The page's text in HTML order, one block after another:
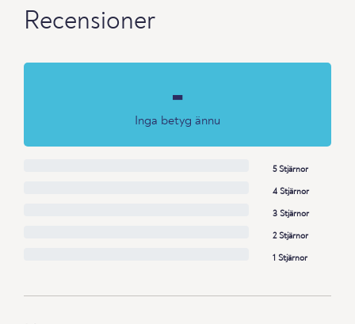
Recensioner
-
Inga betyg ännu
5 Stjärnor
4 Stjärnor
3 Stjärnor
2 Stjärnor
1 Stjärnor